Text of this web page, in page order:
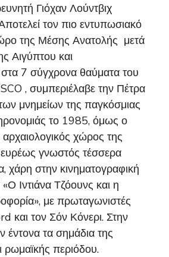
Γιόχαν Λούντβιχ
τον πιο εντυπωσιακό
της Μέσης Ανατολής μετά
Αιγύπτου και
στα 7 σύγχρονα θαύματα του
, συμπεριέλαβε την Πέτρα
μνημείων της παγκόσμιας
το 1985, όμως ο
χώρος της
ευρέως γνωστός τέσσερα
χάρη στην κινηματογραφική
Ιντιάνα Τζόουνς και η
με πρωταγωνιστές
και τον Σόν Κόνερι. Στην
έντονα τα σημάδια της
ρωμαϊκής περιόδου.